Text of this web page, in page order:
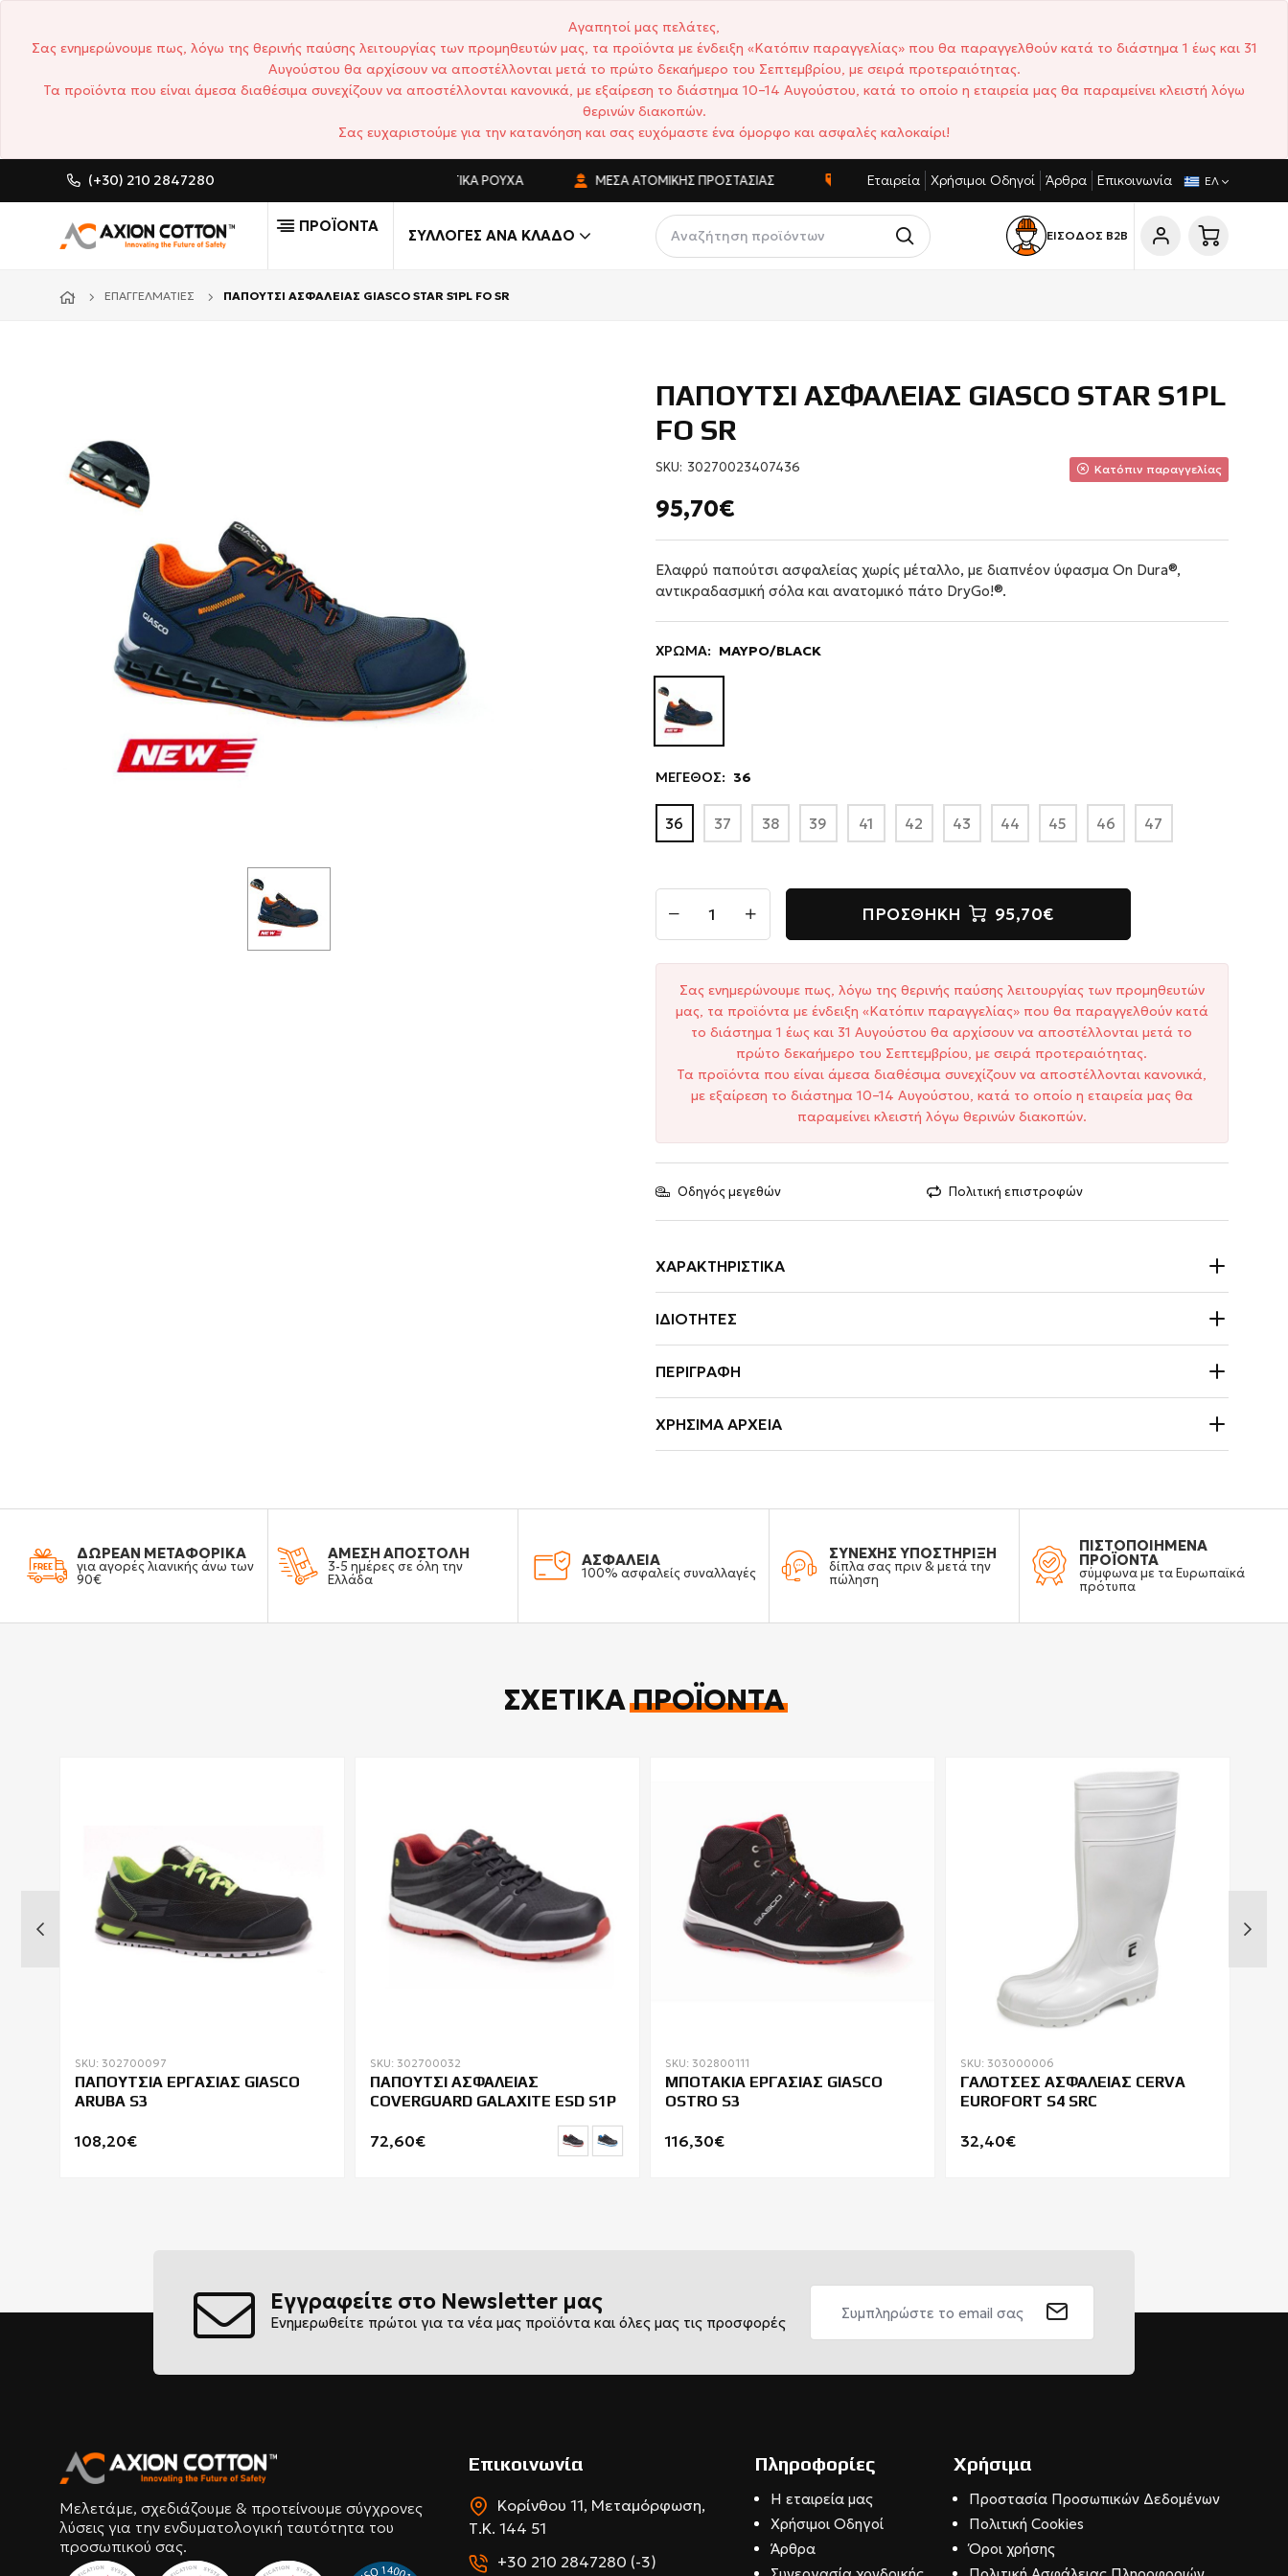
Αγαπητοί μας πελάτες,
Σας ενημερώνουμε πως, λόγω της θερινής παύσης λειτουργίας των προμηθευτών μας, τα προϊόντα με ένδειξη «Κατόπιν παραγγελίας» που θα παραγγελθούν κατά το διάστημα 1 έως και 31
Αυγούστου θα αρχίσουν να αποστέλλονται μετά το πρώτο δεκαήμερο του Σεπτεμβρίου, με σειρά προτεραιότητας.
Τα προϊόντα που είναι άμεσα διαθέσιμα συνεχίζουν να αποστέλλονται κανονικά, με εξαίρεση το διάστημα 10–14 Αυγούστου, κατά το οποίο η εταιρεία μας θα παραμείνει κλειστή λόγω
θερινών διακοπών.
Σας ευχαριστούμε για την κατανόηση και σας ευχόμαστε ένα όμορφο και ασφαλές καλοκαίρι!
(+30) 210 2847280 CUSTOM MADE ΕΠΑΓΓΕΛΜΑΤΙΚΆ ΡΟΎΧΑ ΜΈΣΑ ΑΤΟΜΙΚΉΣ ΠΡΟΣΤΑΣΊΑΣ ΑΝΤΑΓΩΝΙΣΤΙΚΈΣ ΤΙΜΈΣ ΣΎΝΤΟΜΟΙ ΧΡΌΝΟΙ ΠΑΡΆΔΟΣΗΣ
Εταιρεία Χρήσιμοι Οδηγοί Άρθρα Επικοινωνία ΕΛ
ΠΡΟΪΟΝΤΑ
ΣΥΛΛΟΓΈΣ ΑΝΆ ΚΛΆΔΟ ΕΙΣΟΔΟΣ Β2Β
ΕΠΑΓΓΕΛΜΑΤΊΕΣ ΠΑΠΟΥΤΣΙ ΑΣΦΑΛΕΙΑΣ GIASCO STAR S1PL FO SR
ΠΑΠΟΥΤΣΙ ΑΣΦΑΛΕΙΑΣ GIASCO STAR S1PL
FO SR
SKU: 30270023407436 Κατόπιν παραγγελίας
95,70€
Ελαφρύ παπούτσι ασφαλείας χωρίς μέταλλο, με διαπνέον ύφασμα On Dura®,
αντικραδασμική σόλα και ανατομικό πάτο DryGo!®.
ΧΡΩΜΑ: ΜΑΥΡΟ/BLACK
ΜΕΓΕΘΟΣ: 36
36 37 38 39 41 42 43 44 45 46 47
ΠΡΟΣΘΉΚΗ 95,70€
Σας ενημερώνουμε πως, λόγω της θερινής παύσης λειτουργίας των προμηθευτών
μας, τα προϊόντα με ένδειξη «Κατόπιν παραγγελίας» που θα παραγγελθούν κατά
το διάστημα 1 έως και 31 Αυγούστου θα αρχίσουν να αποστέλλονται μετά το
πρώτο δεκαήμερο του Σεπτεμβρίου, με σειρά προτεραιότητας.
Τα προϊόντα που είναι άμεσα διαθέσιμα συνεχίζουν να αποστέλλονται κανονικά,
με εξαίρεση το διάστημα 10–14 Αυγούστου, κατά το οποίο η εταιρεία μας θα
παραμείνει κλειστή λόγω θερινών διακοπών.
Οδηγός μεγεθών Πολιτική επιστροφών
ΧΑΡΑΚΤΗΡΙΣΤΙΚΆ
ΙΔΙΌΤΗΤΕΣ
ΠΕΡΙΓΡΑΦΉ
ΧΡΉΣΙΜΑ ΑΡΧΕΊΑ
ΔΩΡΕΑΝ ΜΕΤΑΦΟΡΙΚΑ
για αγορές λιανικής άνω των
90€
ΑΜΕΣΗ ΑΠΟΣΤΟΛΗ
3-5 ημέρες σε όλη την
Ελλάδα
ΑΣΦΑΛΕΙΑ
100% ασφαλείς συναλλαγές
ΣΥΝΕΧΗΣ ΥΠΟΣΤΗΡΙΞΗ
δίπλα σας πριν & μετά την
πώληση
ΠΙΣΤΟΠΟΙΗΜΕΝΑ
ΠΡΟΪΟΝΤΑ
σύμφωνα με τα Ευρωπαϊκά
πρότυπα
ΣΧΕΤΙΚΆΠΡΟΪΌΝΤΑ
SKU: 302700097
ΠΑΠΟΥΤΣΙΑ ΕΡΓΑΣΙΑΣ GIASCO
ARUBA S3
108,20€
SKU: 302700032
ΠΑΠΟΥΤΣΙ ΑΣΦΑΛΕΙΑΣ
COVERGUARD GALAXITE ESD S1P
72,60€
SKU: 302800111
ΜΠΟΤΑΚΙΑ ΕΡΓΑΣΙΑΣ GIASCO
OSTRO S3
116,30€
SKU: 303000006
ΓΑΛΟΤΣΕΣ ΑΣΦΑΛΕΙΑΣ CERVA
EUROFORT S4 SRC
32,40€
Εγγραφείτε στο Newsletter μας
Ενημερωθείτε πρώτοι για τα νέα μας προϊόντα και όλες μας τις προσφορές
Μελετάμε, σχεδιάζουμε & προτείνουμε σύγχρονες
λύσεις για την ενδυματολογική ταυτότητα του
προσωπικού σας.
Επικοινωνία
Κορίνθου 11, Μεταμόρφωση,
Τ.Κ. 144 51
+30 210 2847280 (-3)
Πληροφορίες
Η εταιρεία μας
Χρήσιμοι Οδηγοί
Άρθρα
Χρήσιμα
Προστασία Προσωπικών Δεδομένων
Πολιτική Cookies
Όροι χρήσης